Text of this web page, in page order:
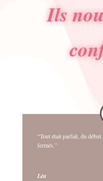
Ils
“Tout était parfait, du
fermés.”
Léa